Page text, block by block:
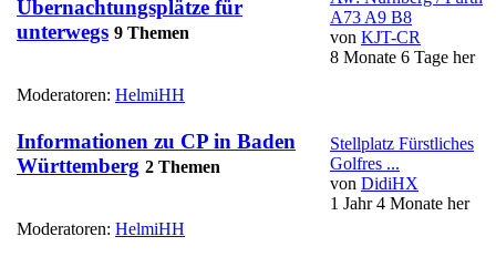
Übernachtungsplätze für
unterwegs 9 Themen
Moderatoren: HelmiHH
A73 A9 B8
von KJT-CR
8 Monate 6 Tage her
Informationen zu CP in Baden
Württemberg 2 Themen
Moderatoren: HelmiHH
Stellplatz Fürstliches
Golfres ...
von DidiHX
1 Jahr 4 Monate her